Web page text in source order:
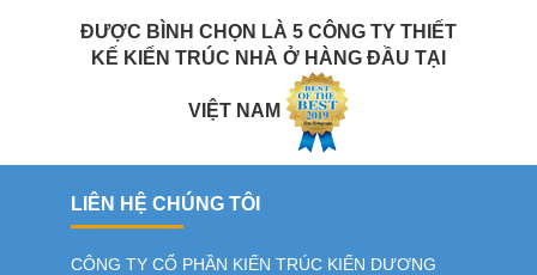
ĐƯỢC BÌNH CHỌN LÀ 5 CÔNG TY THIẾT
KẾ KIẾN TRÚC NHÀ Ở HÀNG ĐẦU TẠI
VIỆT NAM
LIÊN HỆ CHÚNG TÔI
CÔNG TY CỔ PHẦN KIẾN TRÚC KIẾN DƯƠNG